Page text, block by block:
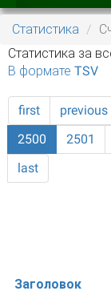
Статистика
Статистика за
В формате TSV
first previous
2500
2501
last
Заголовок